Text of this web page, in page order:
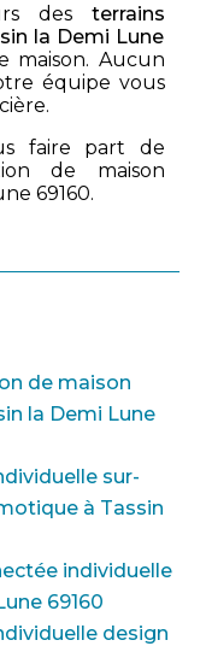
des terrains
la Demi Lune
maison. Aucun
équipe vous
faire part de
de maison
69160.
de maison
la Demi Lune
sur-
à Tassin
individuelle
69160
design